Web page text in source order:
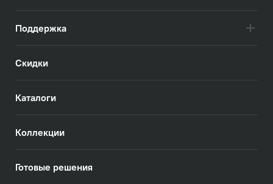
Поддержка
Скидки
Каталоги
Коллекции
Готовые решения